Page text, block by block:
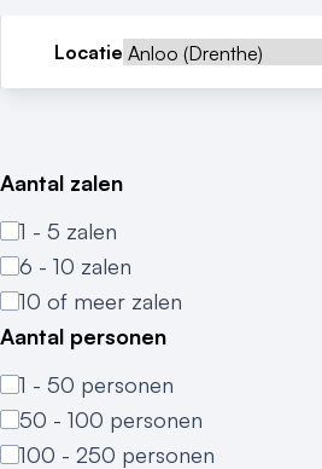
Locatie
Aantal zalen
1 - 5 zalen
6 - 10 zalen
10 of meer zalen
Aantal personen
1 - 50 personen
50 - 100 personen
100 - 250 personen